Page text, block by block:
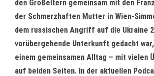
den Großeltern gemeinsam mit den
der Schmerzhaften Mutter in Wien-
dem russischen Angriff auf die Ukraine
vorübergehende Unterkunft gedacht
einem gemeinsamen Alltag – mit vielen
auf beiden Seiten. In der aktuellen